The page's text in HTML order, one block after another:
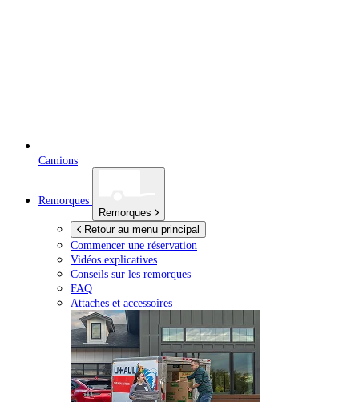
Camions
Remorques
Remorques
Retour au menu principal
Commencer une réservation
Vidéos explicatives
Conseils sur les remorques
FAQ
Attaches et accessoires